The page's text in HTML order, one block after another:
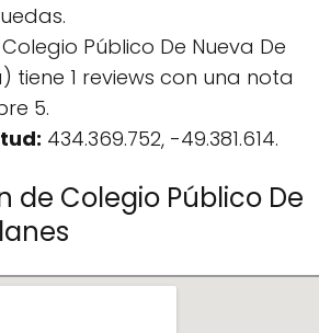
Colegio Público De Nueva De
tiene 1 reviews con una nota
5.
434.369.752, -49.381.614.
de Colegio Público De